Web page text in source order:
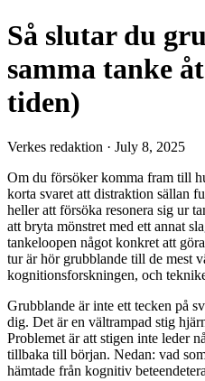
Så slutar du
samma tanke
tiden)
Verkes redaktion · July 8, 2025
Om du försöker komma fram till
korta svaret att distraktion sällan
heller att försöka resonera sig ur
att bryta mönstret med ett annat
tankeloopen något konkret att
tur är hör grubblande till de mest
kognitionsforskningen, och
Grubblande är inte ett tecken på
dig. Det är en vältrampad stig
Problemet är att stigen inte leder
tillbaka till början. Nedan: vad
hämtade från kognitiv